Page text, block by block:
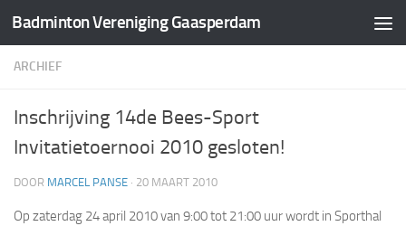
Doorgaan naar inhoud
Badminton Vereniging Gaasperdam
ARCHIEF
Inschrijving 14de Bees-Sport
Invitatietoernooi 2010 gesloten!
DOOR MARCEL PANSE · 20 MAART 2010
Op zaterdag 24 april 2010 van 9:00 tot 21:00 uur wordt in Sporthal